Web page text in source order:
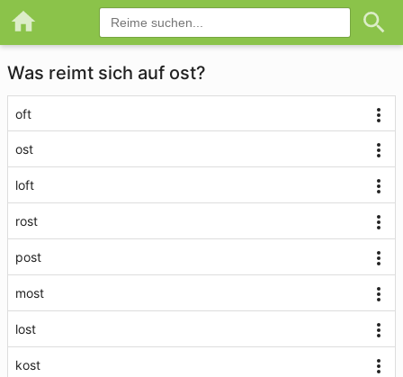
Was reimt sich auf ost?
oft
ost
loft
rost
post
most
lost
kost